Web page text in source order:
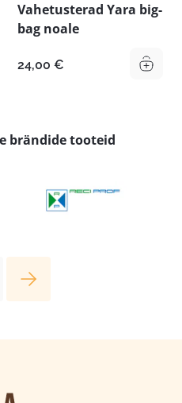
Vahetusterad Yara big-
bag noale
24,00 €
brändide tooteid